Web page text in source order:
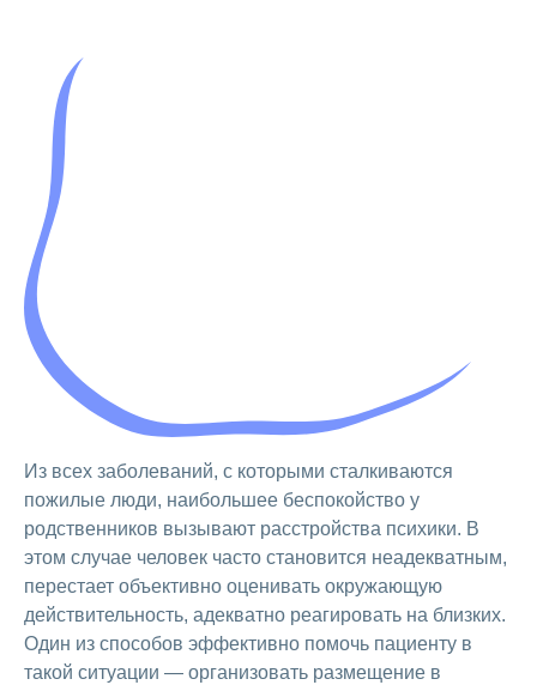
Из всех заболеваний, с которыми сталкиваются
пожилые люди, наибольшее беспокойство у
родственников вызывают расстройства психики. В
этом случае человек часто становится неадекватным,
перестает объективно оценивать окружающую
действительность, адекватно реагировать на близких.
Один из способов эффективно помочь пациенту в
такой ситуации — организовать размещение в